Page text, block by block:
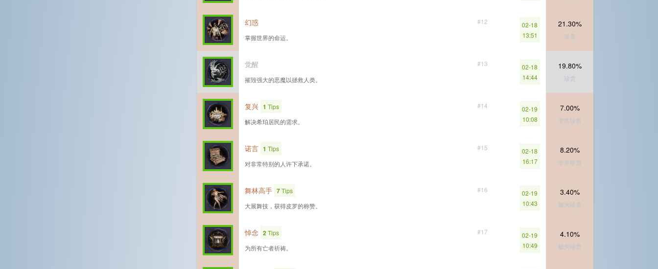
#12
幻惑
掌握世界的命运。
02-18
13:51
21.30%
珍贵
#13
觉醒
摧毁强大的恶魔以拯救人类。
02-18
14:44
19.80%
珍贵
#14
复兴 1 Tips
解决希珀居民的需求。
02-19
10:08
7.00%
非常珍贵
#15
诺言 1 Tips
对非常特别的人许下承诺。
02-18
16:17
8.20%
非常珍贵
#16
舞林高手 7Tips
大展舞技，获得皮罗的称赞。
02-19
10:43
3.40%
极为珍贵
#17
悼念 2Tips
为所有亡者祈祷。
02-19
10:49
4.10%
极为珍贵